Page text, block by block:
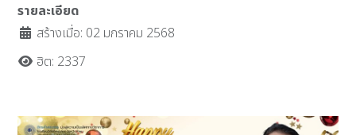
รายละเอียด
สร้างเมื่อ: 02 มกราคม 2568
ฮิต: 2337